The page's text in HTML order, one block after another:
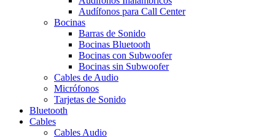
Audífonos para Call Center
Bocinas
Barras de Sonido
Bocinas Bluetooth
Bocinas con Subwoofer
Bocinas sin Subwoofer
Cables de Audio
Micrófonos
Tarjetas de Sonido
Bluetooth
Cables
Cables Audio